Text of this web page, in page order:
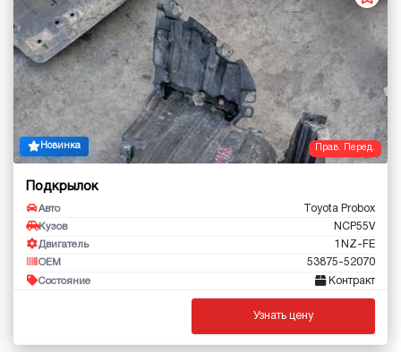
Прав. Перед.
Новинка
Подкрылок
Авто Toyota Probox
Кузов NCP55V
Двигатель 1NZ-FE
OEM 53875-52070
Состояние Контракт
Узнать цену